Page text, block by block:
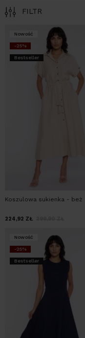
FILTR
Nowość
-25%
Bestseller
Koszulowa sukienka - beż
224,92 ZŁ
Nowość
-25%
Bestseller